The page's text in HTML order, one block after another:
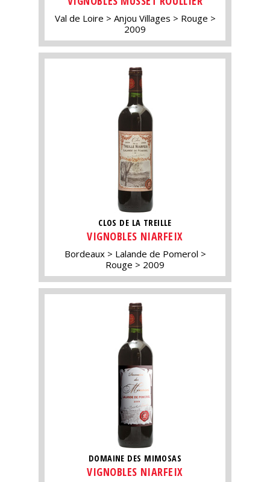
Val de Loire Anjou Villages
Rouge
2009
CLOS DE LA TREILLE
VIGNOBLES NIARFEIX
Bordeaux
Lalande de Pomerol
Rouge
2009
DOMAINE DES MIMOSAS
VIGNOBLES NIARFEIX